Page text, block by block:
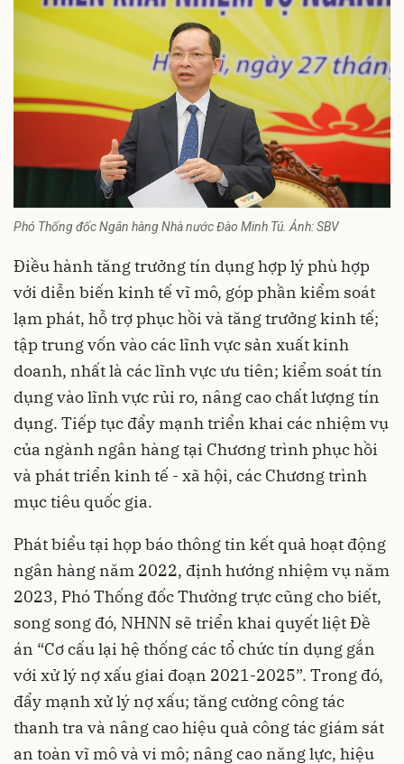
Phó Thống đốc Ngân hàng Nhà nước Đào Minh Tú. Ảnh: SBV
Điều hành tăng trưởng tín dụng hợp lý phù hợp
với diễn biến kinh tế vĩ mô, góp phần kiểm soát
lạm phát, hỗ trợ phục hồi và tăng trưởng kinh tế;
tập trung vốn vào các lĩnh vực sản xuất kinh
doanh, nhất là các lĩnh vực ưu tiên; kiểm soát tín
dụng vào lĩnh vực rủi ro, nâng cao chất lượng tín
dụng. Tiếp tục đẩy mạnh triển khai các nhiệm vụ
của ngành ngân hàng tại Chương trình phục hồi
và phát triển kinh tế - xã hội, các Chương trình
mục tiêu quốc gia.
Phát biểu tại họp báo thông tin kết quả hoạt động
ngân hàng năm 2022, định hướng nhiệm vụ năm
2023, Phó Thống đốc Thường trực cũng cho biết,
song song đó, NHNN sẽ triển khai quyết liệt Đề
án “Cơ cấu lại hệ thống các tổ chức tín dụng gắn
với xử lý nợ xấu giai đoạn 2021-2025”. Trong đó,
đẩy mạnh xử lý nợ xấu; tăng cường công tác
thanh tra và nâng cao hiệu quả công tác giám sát
an toàn vĩ mô và vi mô; nâng cao năng lực, hiệu